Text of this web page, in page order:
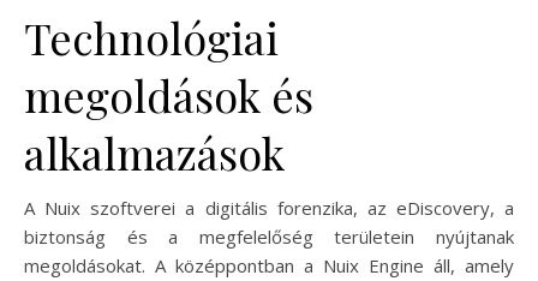
Technológiai
megoldások és
alkalmazások
A Nuix szoftverei a digitális forenzika, az eDiscovery, a
biztonság és a megfelelőség területein nyújtanak
megoldásokat. A középpontban a Nuix Engine áll, amely